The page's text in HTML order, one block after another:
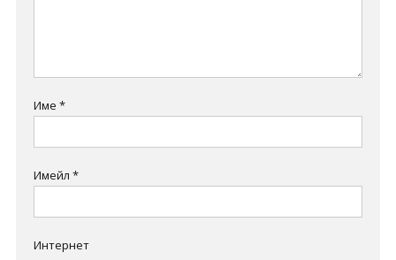
Име *
Имейл *
Интернет